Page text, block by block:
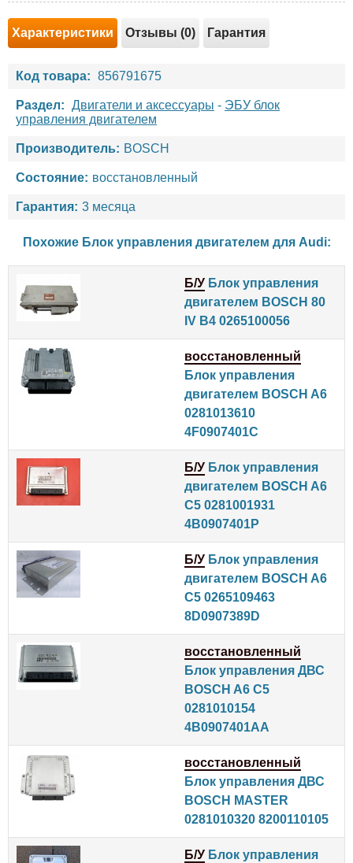
Характеристики Отзывы (0) Гарантия
Код товара: 856791675
Раздел: Двигатели и аксессуары - ЭБУ блок
управления двигателем
Производитель: BOSCH
Состояние: восстановленный
Гарантия: 3 месяца
Похожие Блок управления двигателем для Audi:
Б/У Блок управления
двигателем BOSCH 80
IV B4 0265100056
восстановленный
Блок управления
двигателем BOSCH A6
0281013610
4F0907401C
Б/У Блок управления
двигателем BOSCH A6
C5 0281001931
4B0907401P
Б/У Блок управления
двигателем BOSCH A6
C5 0265109463
8D0907389D
восстановленный
Блок управления ДВС
BOSCH A6 C5
0281010154
4B0907401AA
восстановленный
Блок управления ДВС
BOSCH MASTER
0281010320 8200110105
Б/У Блок управления